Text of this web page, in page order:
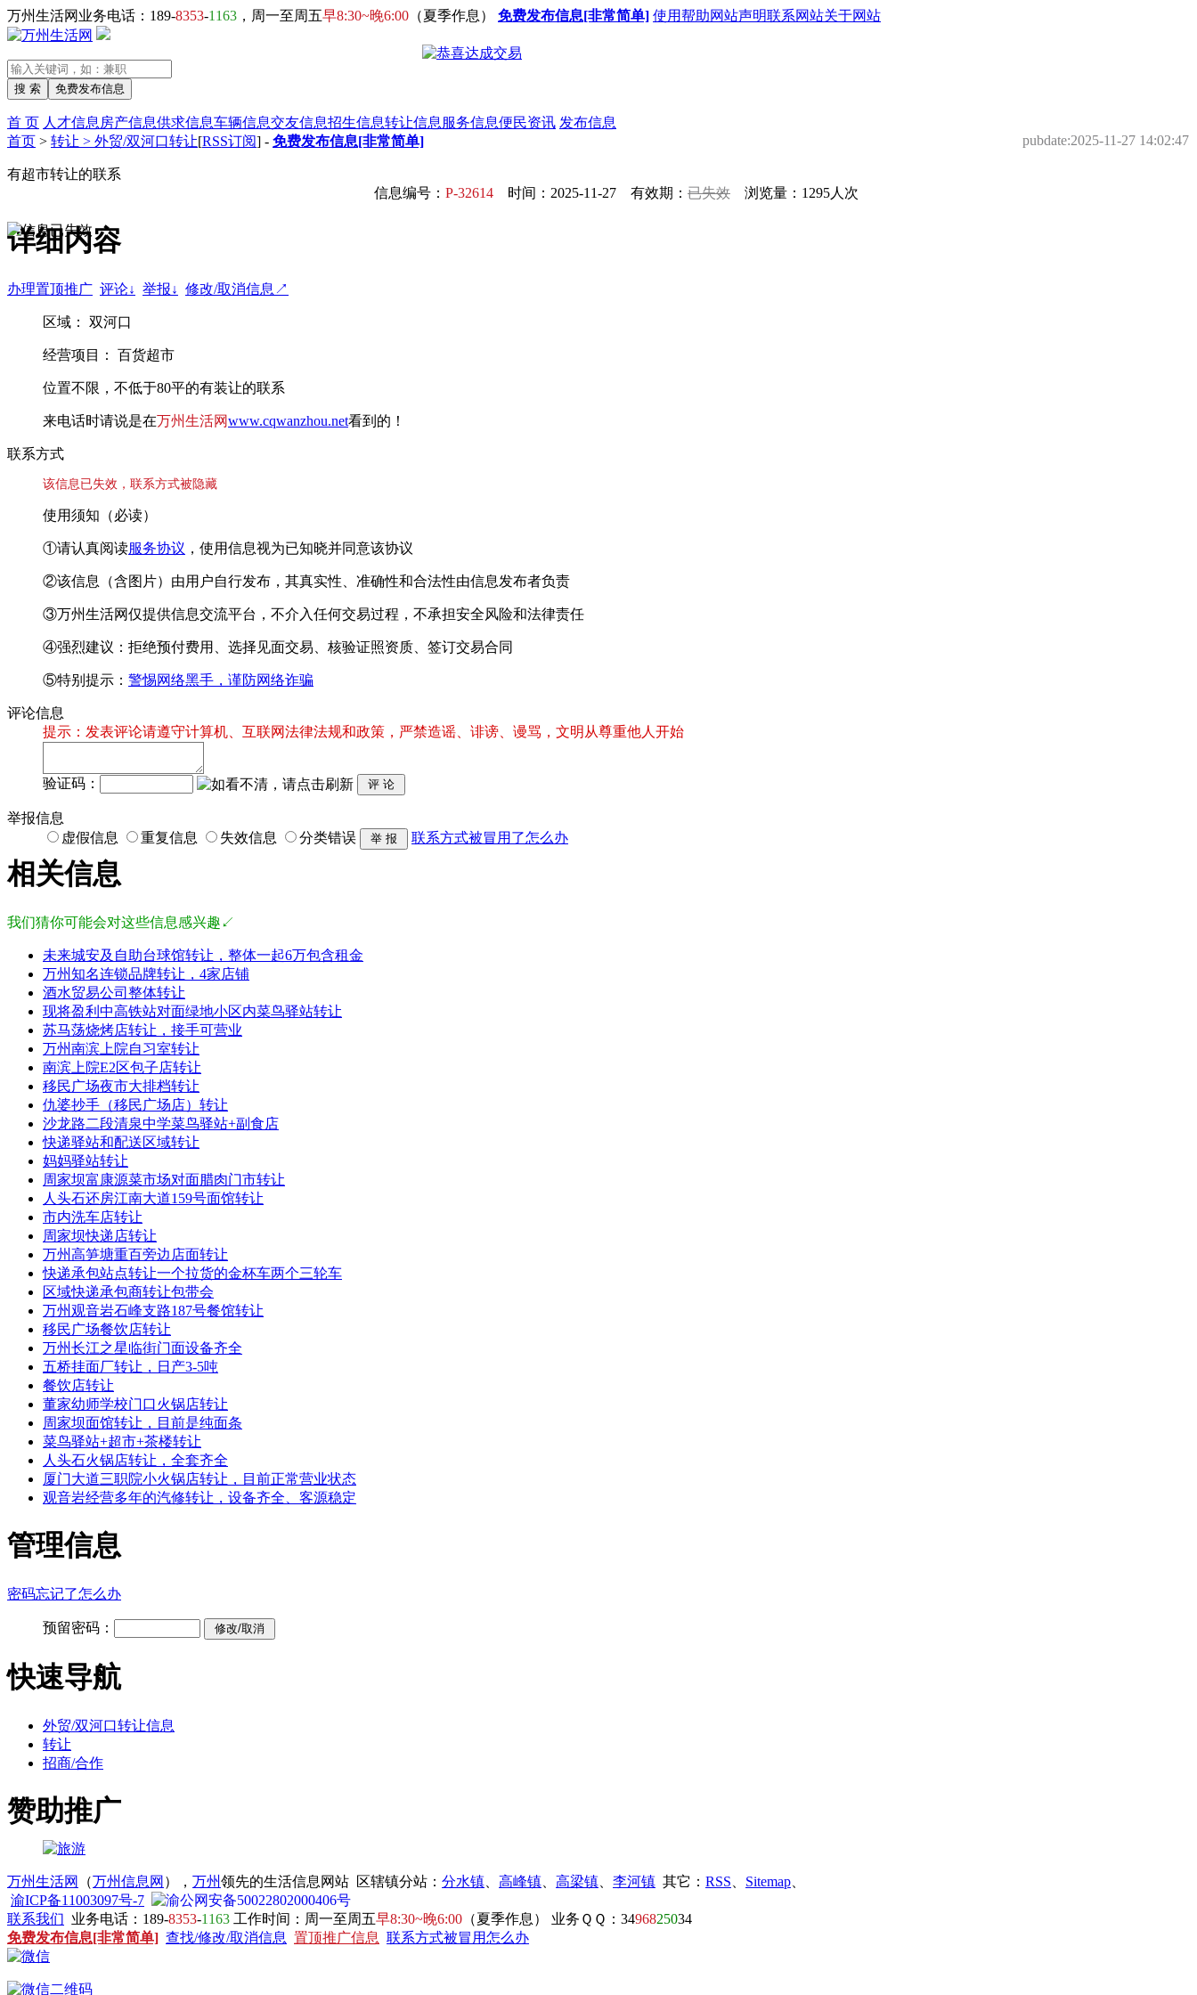
万州生活网业务电话：189-8353-1163 ，周一至周五早8:30~晚6:00 （夏季作息） 免费发布信息[非常简单] 使用帮助网站声明联系网站关于网站
首 页 人才信息 房产信息供求信息车辆信息交友信息招生信息转让信息 服务信息便民资讯 发布信息
首页 > 转让 > 外贸/双河口转让[RSS订阅] - 免费发布信息[非常简单] pubdate:2025-11-27 14:02:47
有超市转让的联系
信息编号： P-32614 时间：2025-11-27 有效期： 已失效 浏览量：1295人次
详细内容
办理置顶推广 评论↓ 举报↓ 修改/取消信息↗
区域： 双河口
经营项目： 百货超市
位置不限，不低于80平的有装让的联系
来电话时请说是在万州生活网www.cqwanzhou.net看到的！
联系方式
该信息已失效，联系方式被隐藏
使用须知（必读）
①请认真阅读服务协议 ，使用信息视为已知晓并同意该协议
②该信息（含图片）由用户自行发布，其真实性、准确性和合法性由信息发布者负责
③万州生活网仅提供信息交流平台，不介入任何交易过程，不承担安全风险和法律责任
④强烈建议：拒绝预付费用、选择见面交易、核验证照资质、签订交易合同
⑤特别提示： 警惕网络黑手，谨防网络诈骗
评论信息
提示：发表评论请遵守计算机、互联网法律法规和政策，严禁造谣、诽谤、谩骂，文明从尊重他人开始
验证码：
举报信息
虚假信息
重复信息 失效信息 分类错误 联系方式被冒用了怎么办
相关信息
我们猜你可能会对这些信息感兴趣↙
未来城安及自助台球馆转让，整体一起6万包含租金
万州知名连锁品牌转让，4家店铺
酒水贸易公司整体转让
现将盈利中高铁站对面绿地小区内菜鸟驿站转让
苏马荡烧烤店转让，接手可营业
万州南滨上院自习室转让
南滨上院E2区包子店转让
移民广场夜市大排档转让
仇婆抄手（移民广场店）转让
沙龙路二段清泉中学菜鸟驿站+副食店
快递驿站和配送区域转让
妈妈驿站转让
周家坝富康源菜市场对面腊肉门市转让
人头石还房江南大道159号面馆转让
市内洗车店转让
周家坝快递店转让
万州高笋塘重百旁边店面转让
快递承包站点转让一个拉货的金杯车两个三轮车
区域快递承包商转让包带会
万州观音岩石峰支路187号餐馆转让
移民广场餐饮店转让
万州长江之星临街门面设备齐全
五桥挂面厂转让，日产3-5吨
餐饮店转让
董家幼师学校门口火锅店转让
周家坝面馆转让，目前是纯面条
菜鸟驿站+超市+茶楼转让
人头石火锅店转让，全套齐全
厦门大道三职院小火锅店转让，目前正常营业状态
观音岩经营多年的汽修转让，设备齐全、客源稳定
管理信息
密码忘记了怎么办
预留密码：
快速导航
外贸/双河口转让信息
转让
招商/合作
赞助推广
万州生活网 （万州信息网 ）， 万州领先的生活信息网站 区辖镇分站： 分水镇 高峰镇 高梁镇 李河镇 其它： RSS Sitemap
渝ICP备11003097号-7
渝公网安备50022802000406号
联系我们 业务电话：189-8353-1163 工作时间：周一至周五早8:30~晚6:00 （夏季作息） 业务ＱＱ：3496825034
免费发布信息[非常简单] 查找/修改/取消信息 置顶推广信息 联系方式被冒用怎么办